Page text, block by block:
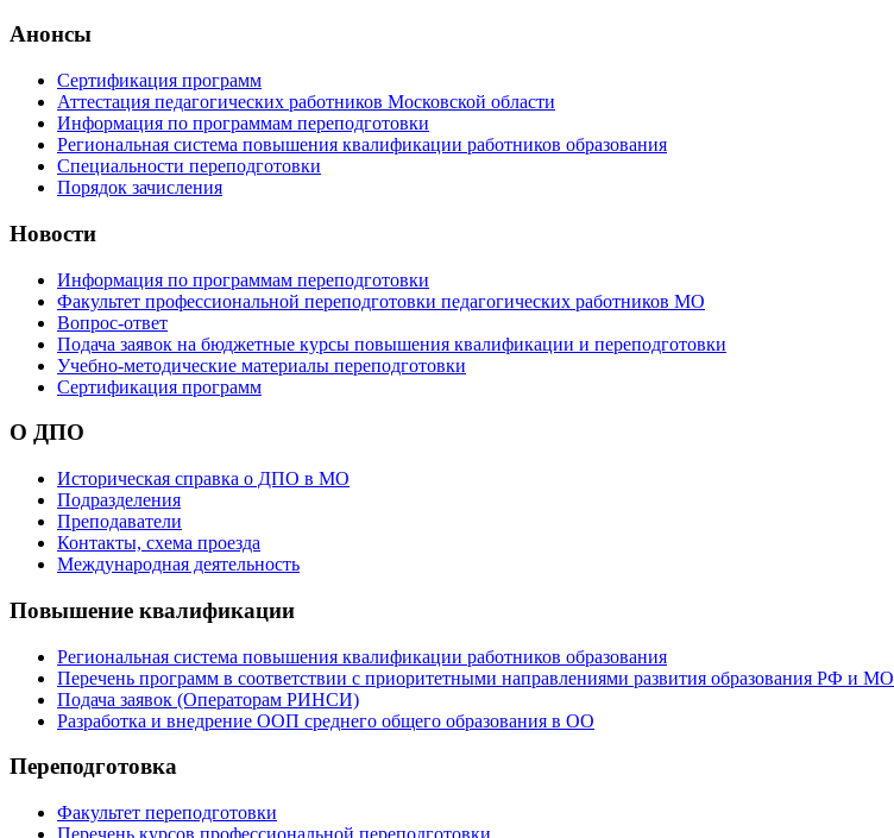
Анонсы
Сертификация программ
Аттестация педагогических работников Московской области
Информация по программам переподготовки
Региональная система повышения квалификации работников образования
Специальности переподготовки
Порядок зачисления
Новости
Информация по программам переподготовки
Факультет профессиональной переподготовки педагогических работников МО
Вопрос-ответ
Подача заявок на бюджетные курсы повышения квалификации и переподготовки
Учебно-методические материалы переподготовки
Сертификация программ
О ДПО
Историческая справка о ДПО в МО
Подразделения
Преподаватели
Контакты, схема проезда
Международная деятельность
Повышение квалификации
Региональная система повышения квалификации работников образования
Перечень программ в соответствии с приоритетными направлениями развития образования РФ и МО
Подача заявок (Операторам РИНСИ)
Разработка и внедрение ООП среднего общего образования в ОО
Переподготовка
Факультет переподготовки
Перечень курсов профессиональной переподготовки